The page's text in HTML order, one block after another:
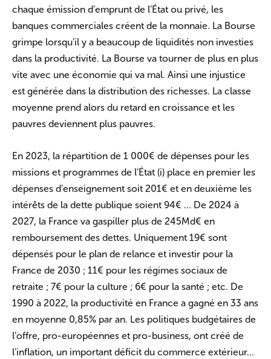
chaque émission d’emprunt de l’État ou privé, les
banques commerciales créent de la monnaie. La Bourse
grimpe lorsqu’il y a beaucoup de liquidités non investies
dans la productivité. La Bourse va tourner de plus en plus
vite avec une économie qui va mal. Ainsi une injustice
est générée dans la distribution des richesses. La classe
moyenne prend alors du retard en croissance et les
pauvres deviennent plus pauvres.
En 2023, la répartition de 1 000€ de dépenses pour les
missions et programmes de l’État (i) place en premier les
dépenses d’enseignement soit 201€ et en deuxième les
intérêts de la dette publique soient 94€ … De 2024 à
2027, la France va gaspiller plus de 245Md€ en
remboursement des dettes. Uniquement 19€ sont
dépensés pour le plan de relance et investir pour la
France de 2030 ; 11€ pour les régimes sociaux de
retraite ; 7€ pour la culture ; 6€ pour la santé ; etc. De
1990 à 2022, la productivité en France a gagné en 33 ans
en moyenne 0,85% par an. Les politiques budgétaires de
l’offre, pro-européennes et pro-business, ont créé de
l’inflation, un important déficit du commerce extérieur…